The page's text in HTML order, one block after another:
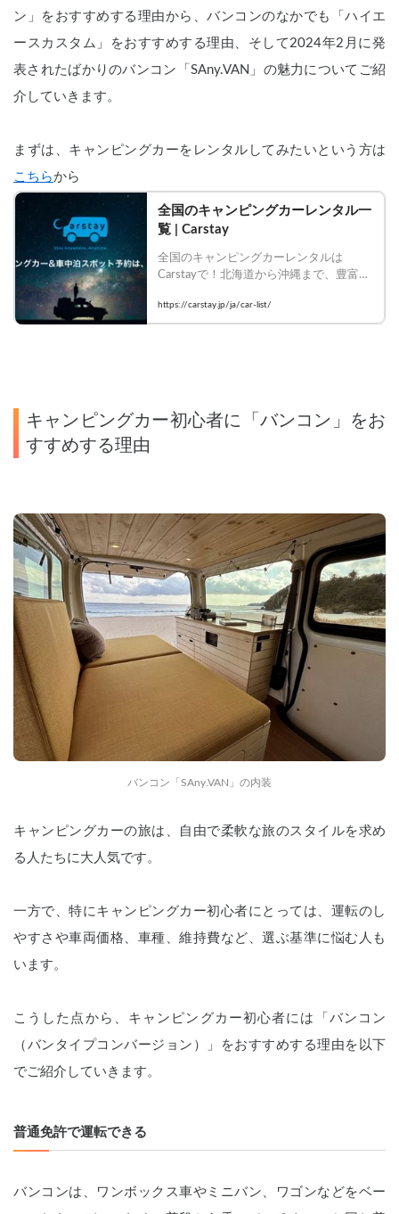
ン」をおすすめする理由から、バンコンのなかでも「ハイエ
ースカスタム」をおすすめする理由、そして2024年2月に発
表されたばかりのバンコン「SAny.VAN」の魅力についてご紹
介していきます。
まずは、キャンピングカーをレンタルしてみたいという方は
こちらから
全国のキャンピングカーレンタル一
覧 | Carstay
全国のキャンピングカーレンタルは
Carstayで！北海道から沖縄まで、豊富な
て今すぐ予約！
https://carstay.jp/ja/car-list/
キャンピングカー初心者に「バンコン」をお
すすめする理由
バンコン「SAny.VAN」の内装
キャンピングカーの旅は、自由で柔軟な旅のスタイルを求め
る人たちに大人気です。
一方で、特にキャンピングカー初心者にとっては、運転のし
やすさや車両価格、車種、維持費など、選ぶ基準に悩む人も
います。
こうした点から、キャンピングカー初心者には「バンコン
（バンタイプコンバージョン）」をおすすめする理由を以下
でご紹介していきます。
普通免許で運転できる
バンコンは、ワンボックス車やミニバン、ワゴンなどをベー